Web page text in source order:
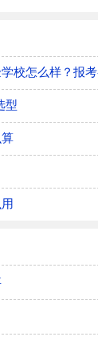
型